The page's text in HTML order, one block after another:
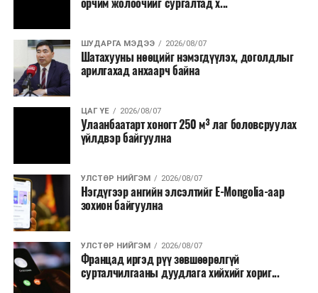
хамгийн эртний марафонуудын нэг бөгөөд анх 1897
онд зохион байгуулагдсан. Түүнээс хойш жил бүр
тасралтгүй зохион байгуулагдаж ирсэн бөгөөд АНУ-
ын Эх орончдын өдөрт зориулан дөрөвдүгээр сарын
гурав дахь Даваа гаригт уламжлал болгон явуулдаг.
Олон улсын марафоны тэмцээнүүд дундаас нэр
хүндээрээ тэргүүлэх энэхүү уралдаанд оролцохын
тулд гүйгчид тодорхой босго хугацаа давсан байх
шаардлагатай нь онцлог юм.
орчим жолоочийг сургалтад х...
ШУДАРГА МЭДЭЭ 2026/08/07
Шатахууны нөөцийг нэмэгдүүлэх, доголдлыг
арилгахад анхаарч байна
ЦАГ ҮЕ 2026/08/07
Улаанбаатарт хоногт 250 м³ лаг боловсруулах
үйлдвэр байгуулна
УЛСТӨР НИЙГЭМ 2026/08/07
Нэгдүгээр ангийн элсэлтийг E-Mongolia-аар
зохион байгуулна
УЛСТӨР НИЙГЭМ 2026/08/07
Францад иргэд рүү зөвшөөрөлгүй
сурталчилгааны дуудлага хийхийг хориг...